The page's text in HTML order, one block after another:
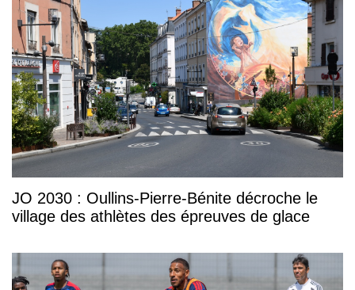
JO 2030 : Oullins-Pierre-Bénite décroche le
village des athlètes des épreuves de glace